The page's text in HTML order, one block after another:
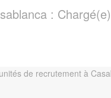
: